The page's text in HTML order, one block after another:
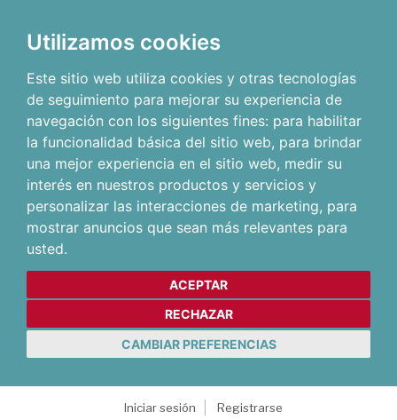
Utilizamos cookies
Este sitio web utiliza cookies y otras tecnologías
de seguimiento para mejorar su experiencia de
navegación con los siguientes fines: para habilitar
la funcionalidad básica del sitio web, para brindar
una mejor experiencia en el sitio web, medir su
interés en nuestros productos y servicios y
personalizar las interacciones de marketing, para
mostrar anuncios que sean más relevantes para
usted.
ACEPTAR
RECHAZAR
CAMBIAR PREFERENCIAS
Iniciar sesión
Registrarse